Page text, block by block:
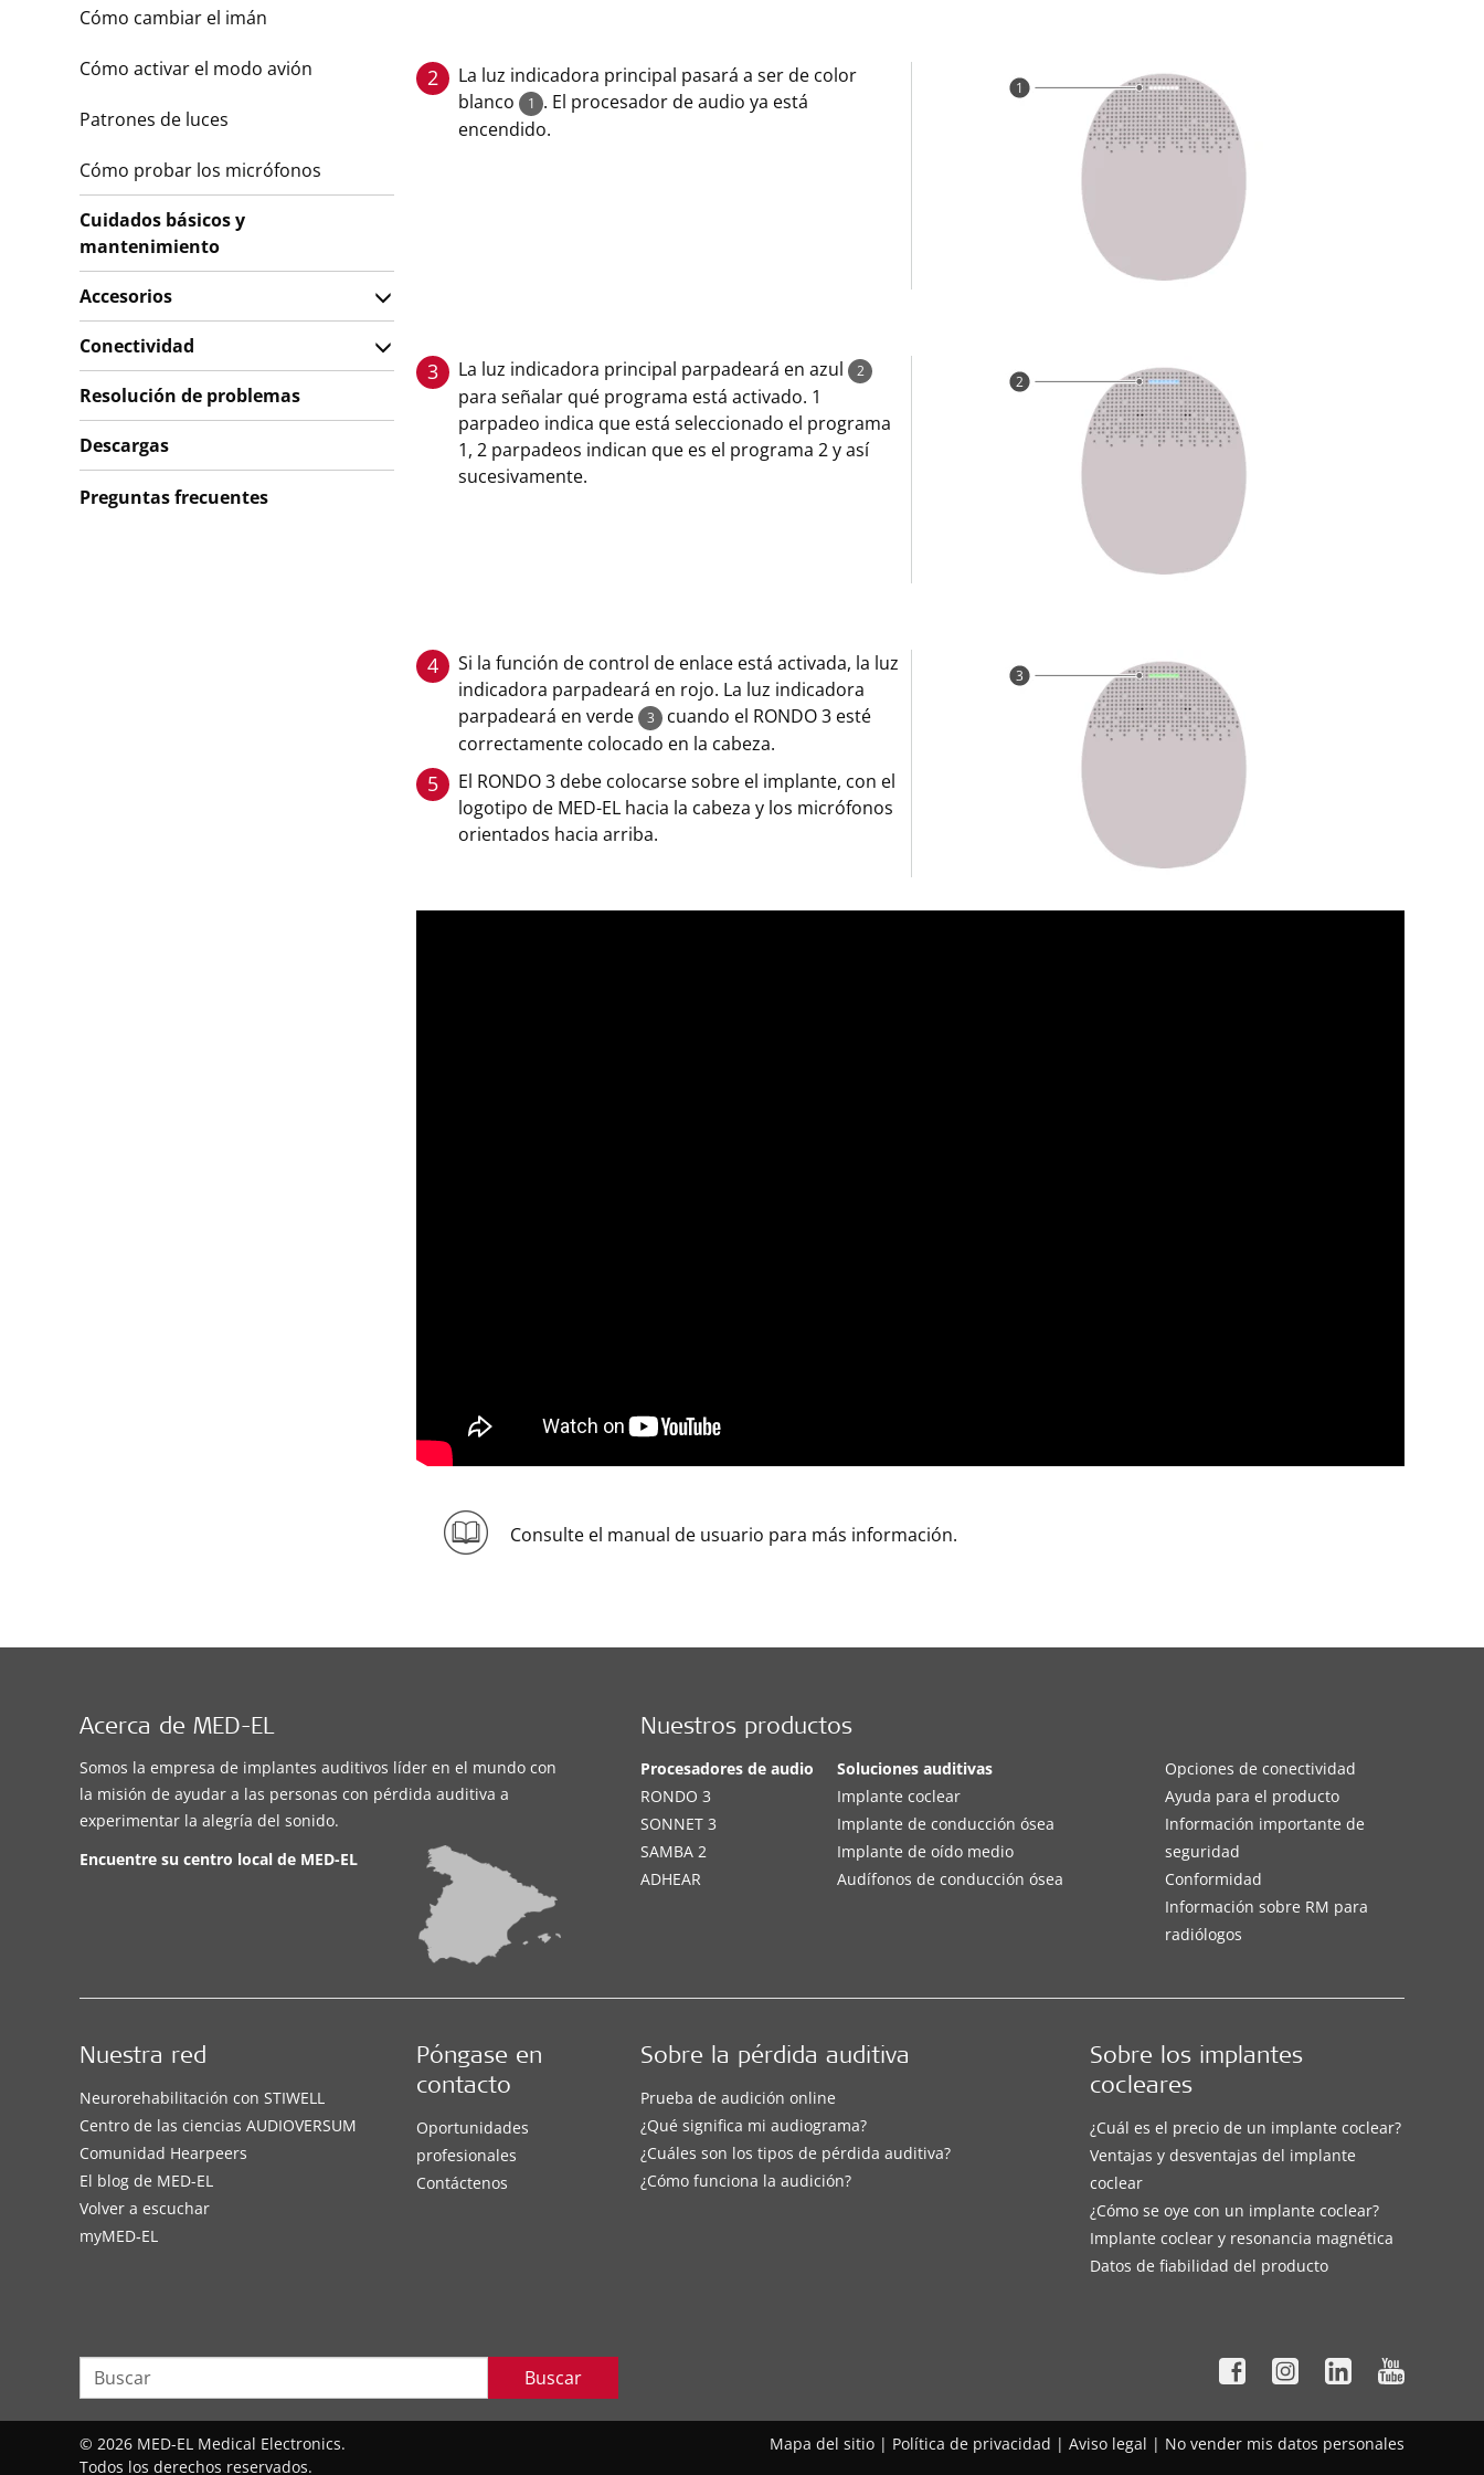
2
La luz indicadora principal pasará a ser de color
blanco 1 . El procesador de audio ya está
encendido.
3 La luz indicadora principal parpadeará en azul 2
para señalar qué programa está activado. 1
parpadeo indica que está seleccionado el programa
1, 2 parpadeos indican que es el programa 2 y así
sucesivamente.
4
Si la función de control de enlace está activada, la luz
indicadora parpadeará en rojo. La luz indicadora
parpadeará en verde 3
cuando el RONDO 3 esté
correctamente colocado en la cabeza.
5
El RONDO 3 debe colocarse sobre el implante, con el
logotipo de MED-EL hacia la cabeza y los micrófonos
orientados hacia arriba.
Consulte el manual de usuario para más información.
Cómo cambiar el imán
Cómo activar el modo avión
Patrones de luces
Cómo probar los micrófonos
Cuidados básicos y
mantenimiento
Accesorios
Conectividad
Resolución de problemas
Descargas
Preguntas frecuentes
Acerca de MED-EL
Somos la empresa de implantes auditivos líder en el mundo con
la misión de ayudar a las personas con pérdida auditiva a
experimentar la alegría del sonido.
Encuentre su centro local de MED-EL
Nuestros productos
Procesadores de audio
RONDO 3
SONNET 3
SAMBA 2
ADHEAR
Soluciones auditivas
Implante coclear
Implante de conducción ósea
Implante de oído medio
Audífonos de conducción ósea
Opciones de conectividad
Ayuda para el producto
Información importante de
seguridad
Conformidad
Información sobre RM para
radiólogos
Sobre la pérdida auditiva
Prueba de audición online
¿Qué significa mi audiograma?
¿Cuáles son los tipos de pérdida auditiva?
¿Cómo funciona la audición?
Sobre los implantes
cocleares
¿Cuál es el precio de un implante coclear?
Ventajas y desventajas del implante
coclear
¿Cómo se oye con un implante coclear?
Implante coclear y resonancia magnética
Datos de fiabilidad del producto
Nuestra red
Neurorehabilitación con STIWELL
Centro de las ciencias AUDIOVERSUM
Comunidad Hearpeers
El blog de MED-EL
Volver a escuchar
myMED‑EL
Póngase en
contacto
Oportunidades
profesionales
Contáctenos
Buscar
© 2026 MED-EL Medical Electronics.
Todos los derechos reservados.
Mapa del sitio | Política de privacidad | Aviso legal | No vender mis datos personales